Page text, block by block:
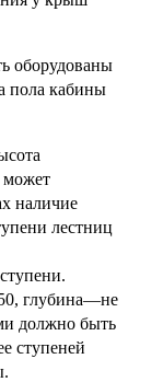
оборудованы
пола кабины
может
наличие
лестниц
глубина—не
должно быть
ступеней